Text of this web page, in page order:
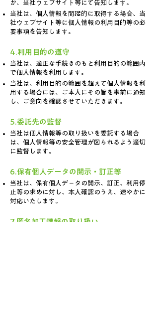
か、当社ウェブサイト等にて告知します。
当社は、個人情報を間接的に取得する場合、当
社ウェブサイト等に個人情報の利用目的等の必
要事項を告知します。
4.利用目的の遵守
当社は、適正な手続きのもと利用目的の範囲内
で個人情報を利用します。
当社は、利用目的の範囲を超えて個人情報を利
用する場合には、ご本人にその旨を事前に通知
し、ご意向を確認させていただきます。
5.委託先の監督
当社は個人情報等の取り扱いを委託する場合
は、個人情報等の安全管理が図られるよう適切
に監督します。
6.保有個人データの開示・訂正等
当社は、保有個人デ－タの開示、訂正、利用停
止等の求めに対し、本人確認のうえ、速やかに
対応いたします。
7.匿名加工情報の取り扱い